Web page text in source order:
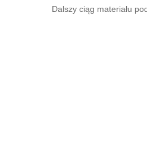
Dalszy ciąg materiału